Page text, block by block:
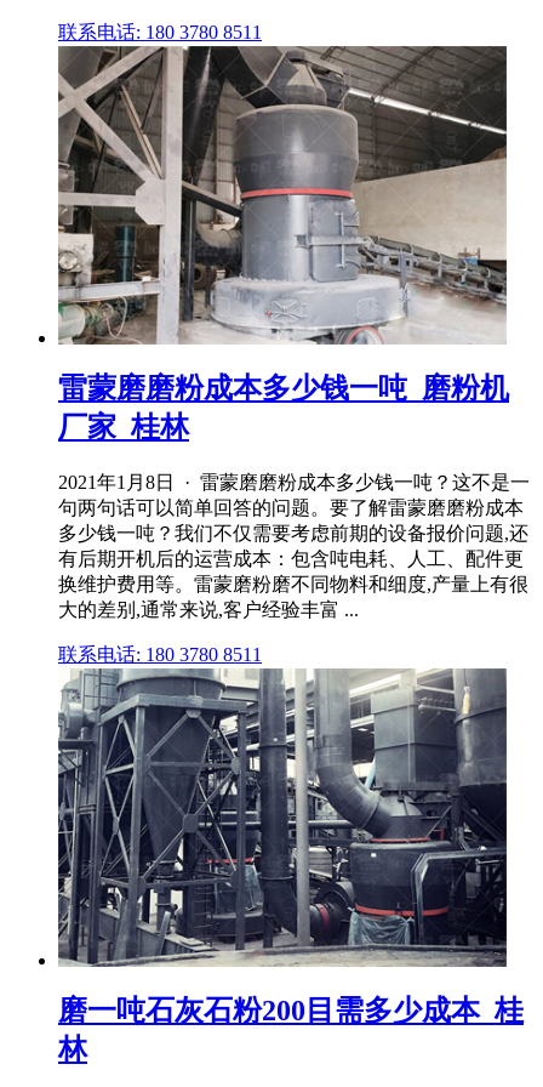
联系电话: 180 3780 8511
雷蒙磨磨粉成本多少钱一吨_磨粉机
厂家_桂林
2021年1月8日 · 雷蒙磨磨粉成本多少钱一吨？这不是一
句两句话可以简单回答的问题。要了解雷蒙磨磨粉成本
多少钱一吨？我们不仅需要考虑前期的设备报价问题,还
有后期开机后的运营成本：包含吨电耗、人工、配件更
换维护费用等。雷蒙磨粉磨不同物料和细度,产量上有很
大的差别,通常来说,客户经验丰富 ...
联系电话: 180 3780 8511
磨一吨石灰石粉200目需多少成本_桂
林